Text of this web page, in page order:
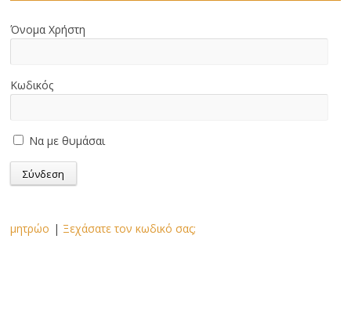
Όνομα Χρήστη
Κωδικός
Να με θυμάσαι
μητρώο | Ξεχάσατε τον κωδικό σας;